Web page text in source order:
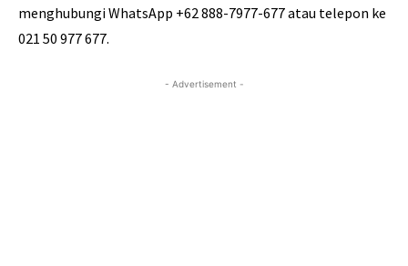
menghubungi WhatsApp +62 888-7977-677 atau telepon ke
021 50 977 677.
- Advertisement -